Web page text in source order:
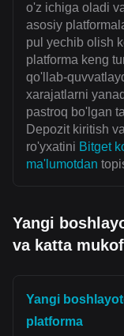
o'z ichiga oladi
asosiy
pul yechib olish
platforma keng
qo'llab-
xarajatlarni
pastroq bo'lgan
Depozit kiritish
ro'yxatini Bitget
ma'lumotdan
Yangi
va katta
Yangi
platforma